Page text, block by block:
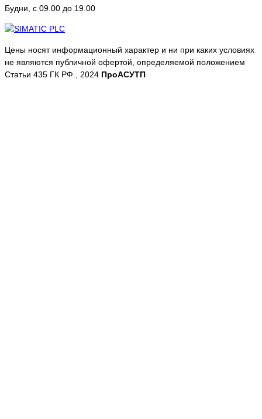
Будни, с 09.00 до 19.00
Цены носят информационный характер и ни при каких условиях
не являются публичной офертой, определяемой положением
Статьи 435 ГК РФ., 2024 ПроАСУТП